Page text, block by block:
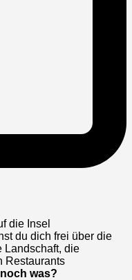
die Insel
du dich frei über die
Landschaft, die
Restaurants
was?